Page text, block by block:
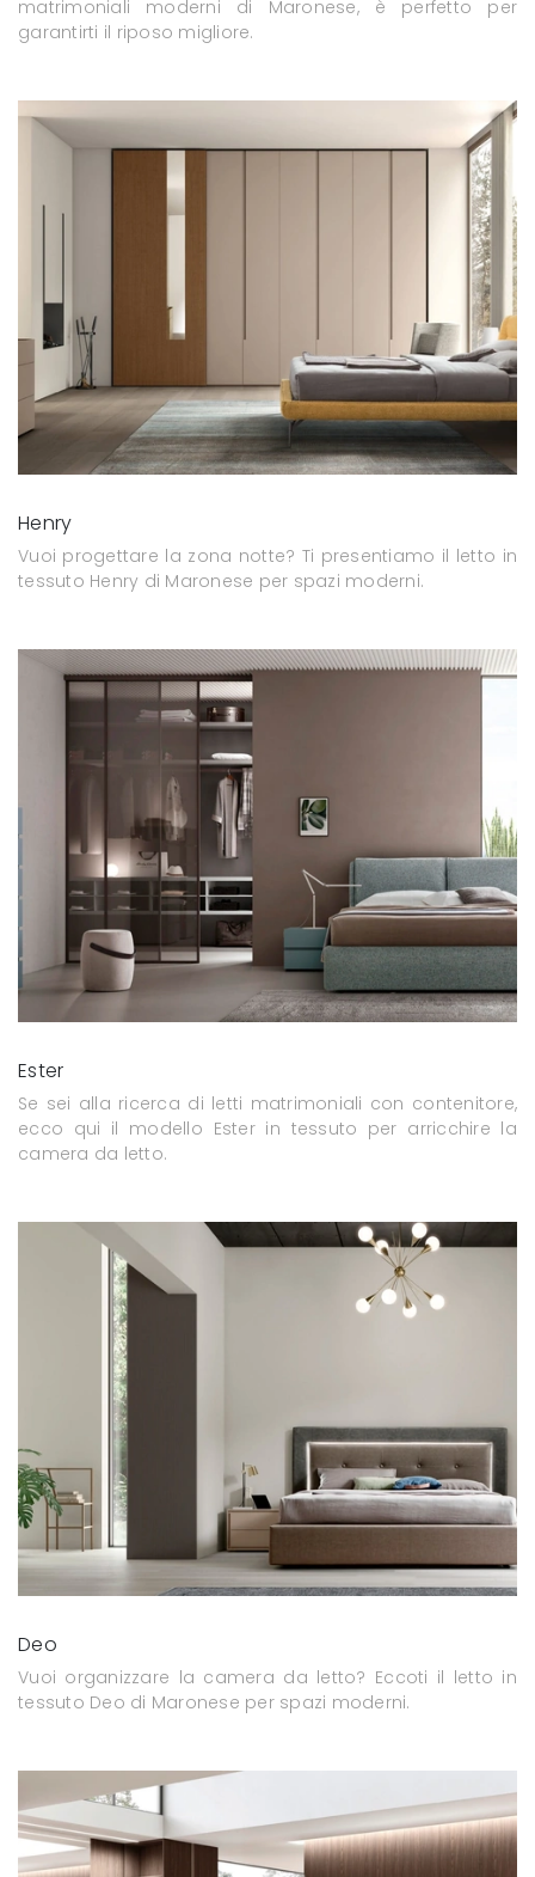
matrimoniali moderni di Maronese, è perfetto per
garantirti il riposo migliore.
Henry
Vuoi progettare la zona notte? Ti presentiamo il letto in
tessuto Henry di Maronese per spazi moderni.
Ester
Se sei alla ricerca di letti matrimoniali con contenitore,
ecco qui il modello Ester in tessuto per arricchire la
camera da letto.
Deo
Vuoi organizzare la camera da letto? Eccoti il letto in
tessuto Deo di Maronese per spazi moderni.